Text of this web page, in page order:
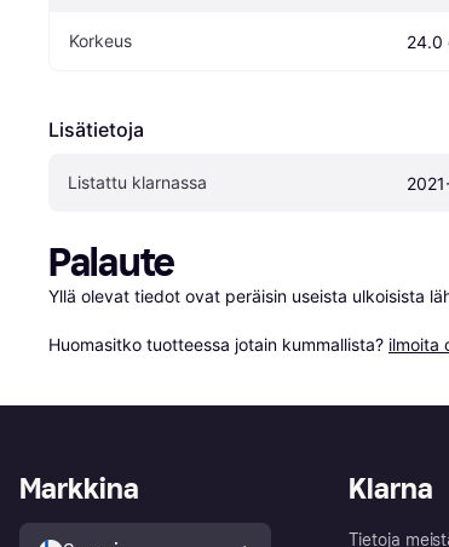
Korkeus 24.0
Lisätietoja
Listattu klarnassa
Palaute
Yllä olevat tiedot ovat peräisin useista ulkoisista
Huomasitko tuotteessa jotain kummallista? ilmoita
Klarna
Tietoja
Markkina